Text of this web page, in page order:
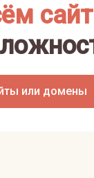
или домены